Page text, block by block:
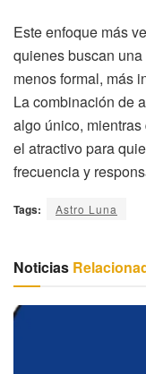
Este enfoque más
quienes buscan
menos formal, más
La combinación de
algo único,
el atractivo para
frecuencia y
Tags: Astro Luna
Noticias